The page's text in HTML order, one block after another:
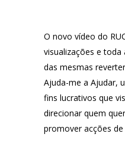
O novo vídeo do
visualizações e toda
das mesmas
Ajuda-me a Ajudar,
fins lucrativos que
direcionar quem
promover acções de